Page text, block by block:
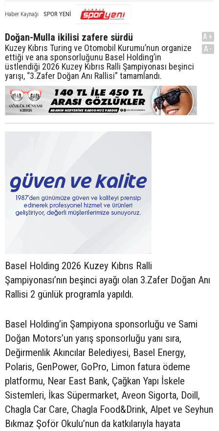
Haber Kaynağı SPOR YENİ
Doğan-Mulla ikilisi zafere sürdü
Kuzey Kıbrıs Turing ve Otomobil Kurumu’nun organize
ettiği ve ana sponsorluğunu Basel Holding’in
üstlendiği 2026 Kuzey Kıbrıs Ralli Şampiyonası beşinci
yarışı, “3.Zafer Doğan Anı Rallisi” tamamlandı.
A+
A-
Basel Holding 2026 Kuzey Kıbrıs Ralli
Şampiyonası’nın beşinci ayağı olan 3.Zafer Doğan Anı
Rallisi 2 günlük programla yapıldı.
Basel Holding’in Şampiyona sponsorluğu ve Sami
Doğan Motors’un yarış sponsorluğu yanı sıra,
Değirmenlik Akıncılar Belediyesi, Basel Energy,
Polaris, GenPower, GoPro, Limon fatura ödeme
platformu, Near East Bank, Çağkan Yapı İskele
Sistemleri, İkas Süpermarket, Aveon Sigorta, Doill,
Chagla Car Care, Chagla Food&Drink, Alpet ve Seyhun
Bıkmaz Şoför Okulu’nun da katkılarıyla hayata